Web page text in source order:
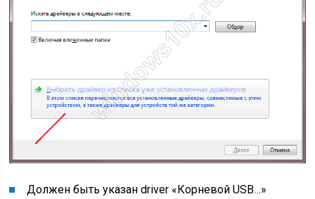
Должен быть указан driver «Корневой USB…»